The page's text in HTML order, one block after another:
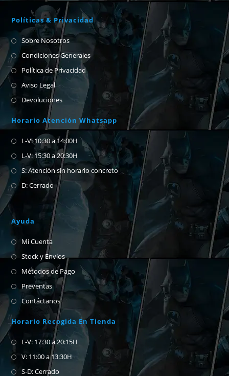
Políticas & Privacidad
Sobre Nosotros
Condiciones Generales
Política de Privacidad
Aviso Legal
Devoluciones
Horario Atención Whatsapp
L-V: 10:30 a 14:00H
L-V: 15:30 a 20:30H
S: Atención sin horario concreto
D: Cerrado
Ayuda
Mi Cuenta
Stock y Envíos
Métodos de Pago
Preventas
Contáctanos
Horario Recogida En Tienda
L-V: 17:30 a 20:15H
V: 11:00 a 13:30H
S-D: Cerrado